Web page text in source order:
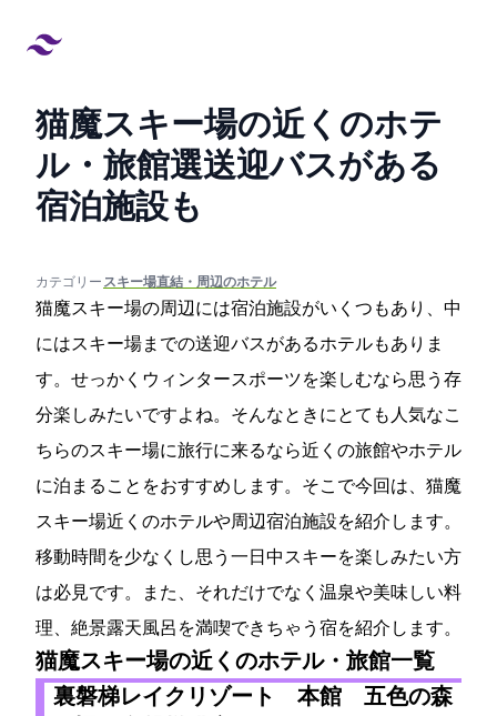
猫魔スキー場の近くのホテ
ル・旅館4選!送迎バスがある
宿泊施設も
カテゴリー: #スキー場直結・周辺のホテル
猫魔スキー場の周辺には宿泊施設がいくつもあり、中
にはスキー場までの送迎バスがあるホテルもありま
す。せっかくウィンタースポーツを楽しむなら思う存
分楽しみたいですよね。そんなときにとても人気なこ
ちらのスキー場に旅行に来るなら近くの旅館やホテル
に泊まることをおすすめします。そこで今回は、猫魔
スキー場近くのホテルや周辺宿泊施設を紹介します。
移動時間を少なくし思う一日中スキーを楽しみたい方
は必見です。また、それだけでなく温泉や美味しい料
理、絶景露天風呂を満喫できちゃう宿を紹介します。
猫魔スキー場の近くのホテル・旅館一覧
裏磐梯レイクリゾート 本館 五色の森